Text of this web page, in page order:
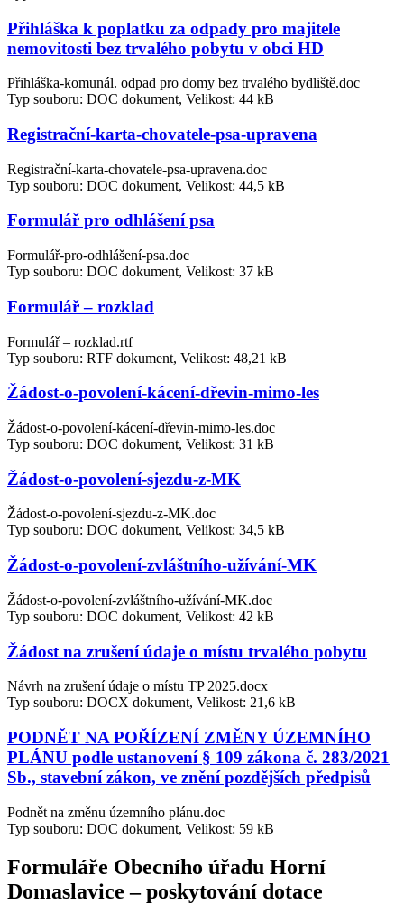
Přihláška k poplatku za odpady pro majitele
nemovitosti bez trvalého pobytu v obci HD
Přihláška-komunál. odpad pro domy bez trvalého bydliště.doc
Typ souboru: DOC dokument, Velikost: 44 kB
Registrační-karta-chovatele-psa-upravena
Registrační-karta-chovatele-psa-upravena.doc
Typ souboru: DOC dokument, Velikost: 44,5 kB
Formulář pro odhlášení psa
Formulář-pro-odhlášení-psa.doc
Typ souboru: DOC dokument, Velikost: 37 kB
Formulář – rozklad
Formulář – rozklad.rtf
Typ souboru: RTF dokument, Velikost: 48,21 kB
Žádost-o-povolení-kácení-dřevin-mimo-les
Žádost-o-povolení-kácení-dřevin-mimo-les.doc
Typ souboru: DOC dokument, Velikost: 31 kB
Žádost-o-povolení-sjezdu-z-MK
Žádost-o-povolení-sjezdu-z-MK.doc
Typ souboru: DOC dokument, Velikost: 34,5 kB
Žádost-o-povolení-zvláštního-užívání-MK
Žádost-o-povolení-zvláštního-užívání-MK.doc
Typ souboru: DOC dokument, Velikost: 42 kB
Žádost na zrušení údaje o místu trvalého pobytu
Návrh na zrušení údaje o místu TP 2025.docx
Typ souboru: DOCX dokument, Velikost: 21,6 kB
PODNĚT NA POŘÍZENÍ ZMĚNY ÚZEMNÍHO
PLÁNU podle ustanovení § 109 zákona č. 283/2021
Sb., stavební zákon, ve znění pozdějších předpisů
Podnět na změnu územního plánu.doc
Typ souboru: DOC dokument, Velikost: 59 kB
Formuláře Obecního úřadu Horní
Domaslavice – poskytování dotace